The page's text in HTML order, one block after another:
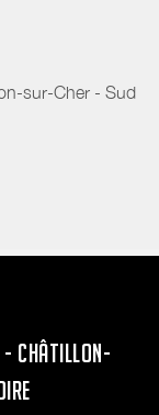
sur-Cher - Sud
- CHÂTILLON-